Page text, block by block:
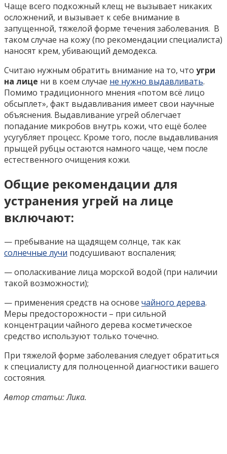
Чаще всего подкожный клещ не вызывает никаких
осложнений, и вызывает к себе внимание в
запущенной, тяжелой форме течения заболевания. В
таком случае на кожу (по рекомендации специалиста)
наносят крем, убивающий демодекса.
Считаю нужным обратить внимание на то, что угри
на лице ни в коем случае не нужно выдавливать.
Помимо традиционного мнения «потом всё лицо
обсыплет», факт выдавливания имеет свои научные
объяснения. Выдавливание угрей облегчает
попадание микробов внутрь кожи, что ещё более
усугубляет процесс. Кроме того, после выдавливания
прыщей рубцы остаются намного чаще, чем после
естественного очищения кожи.
Общие рекомендации для
устранения угрей на лице
включают:
— пребывание на щадящем солнце, так как
солнечные лучи подсушивают воспаления;
— ополаскивание лица морской водой (при наличии
такой возможности);
— применения средств на основе чайного дерева.
Меры предосторожности – при сильной
концентрации чайного дерева косметическое
средство используют только точечно.
При тяжелой форме заболевания следует обратиться
к специалисту для полноценной диагностики вашего
состояния.
Автор статьи: Лика.